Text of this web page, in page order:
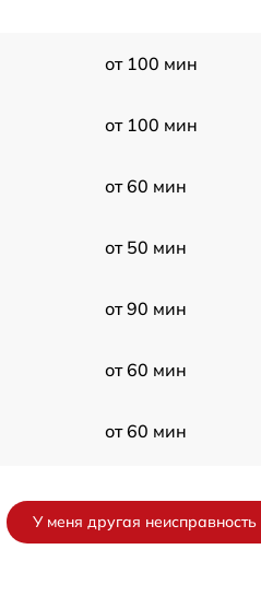
от 100 мин
от 100 мин
от 60 мин
от 50 мин
от 90 мин
от 60 мин
от 60 мин
У меня другая неисправность